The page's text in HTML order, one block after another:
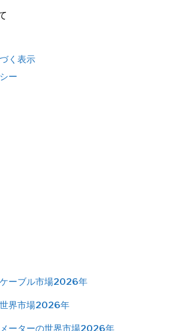
く表示
ー
ーブル市場2026年
界市場2026年
ーターの世界市場2026年